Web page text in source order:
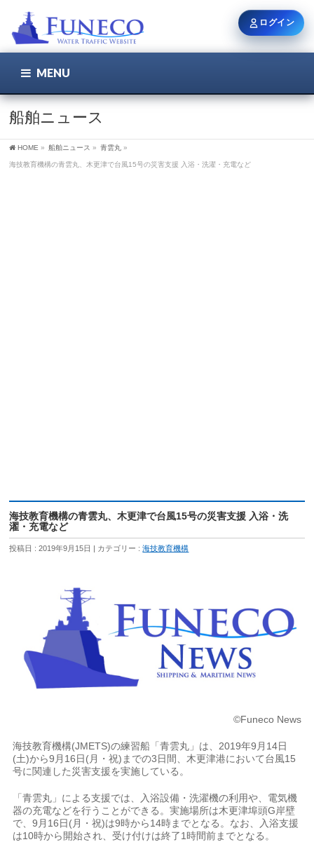
MENU
船舶ニュース
HOME » 船舶ニュース » 青雲丸 »
海技教育機構の青雲丸、木更津で台風15号の災害支援 入浴・洗濯・充電など
海技教育機構の青雲丸、木更津で台風15号の災害支援 入浴・洗
濯・充電など
投稿日 : 2019年9月15日 カテゴリー :海技教育機構
©Funeco News
海技教育機構(JMETS)の練習船「青雲丸」は、2019年9月14日
(土)から9月16日(月・祝)までの3日間、木更津港において台風15
号に関連した災害支援を実施している。
「青雲丸」による支援では、入浴設備・洗濯機の利用や、電気機
器の充電などを行うことができる。実施場所は木更津埠頭G岸壁
で、9月16日(月・祝)は9時から14時までとなる。なお、入浴支援
は10時から開始され、受け付けは終了1時間前までとなる。
ログイン
ユーザー名 / メール